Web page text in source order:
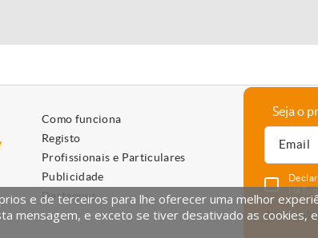
Como funciona
Registo
Profissionais e Particulares
Publicidade
Destaques
Seja o
Anular
e de terceiros para lhe oferecer uma melhor
mensagem, e exceto se tiver desativado as cookies,